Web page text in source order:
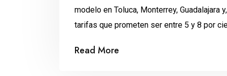
modelo en Toluca, Monterrey, Guadalajara
tarifas que prometen ser entre 5 y 8 por
Read More